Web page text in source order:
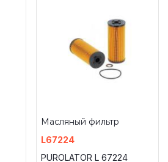
Масляный фильтр
L67224
PUROLATOR L 67224